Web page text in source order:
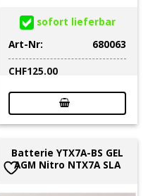
sofort lieferbar
Art-Nr:
680063
CHF125.00
Batterie YTX7A-BS GEL
AGM Nitro NTX7A SLA